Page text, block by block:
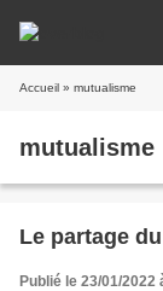
Accueil » mutualisme
mutualisme
Le partage
Publié le 23/01/2022